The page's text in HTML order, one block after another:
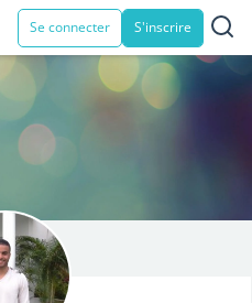
Se connecter S'inscrire